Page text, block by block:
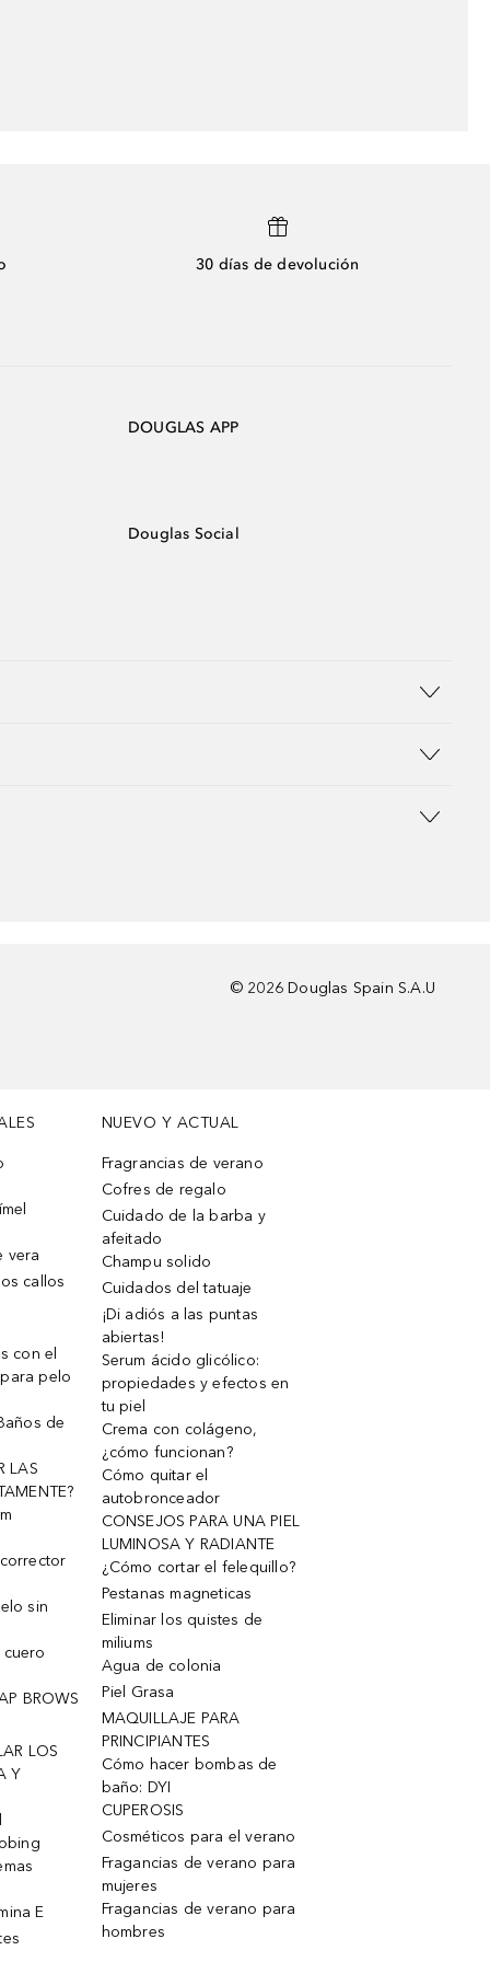
30 días de devolución
DOUGLAS APP
Douglas Social
© 2026 Douglas Spain S.A.U
vera
callos
con el
pelo
de
LAS
sin
cuero
BROWS
LOS
Y
E
NUEVO Y ACTUAL
Fragrancias de verano
Cofres de regalo
Cuidado de la barba y
afeitado
Champu solido
Cuidados del tatuaje
¡Di adiós a las puntas
abiertas!
Serum ácido glicólico:
propiedades y efectos en
tu piel
Crema con colágeno,
¿cómo funcionan?
Cómo quitar el
autobronceador
CONSEJOS PARA UNA PIEL
LUMINOSA Y RADIANTE
¿Cómo cortar el felequillo?
Pestanas magneticas
Eliminar los quistes de
miliums
Agua de colonia
Piel Grasa
MAQUILLAJE PARA
PRINCIPIANTES
Cómo hacer bombas de
baño: DYI
CUPEROSIS
Cosméticos para el verano
Fragancias de verano para
mujeres
Fragancias de verano para
hombres